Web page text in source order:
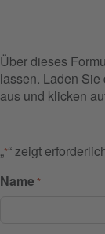
Über dieses
lassen. Laden
aus und klicken
„*“ zeigt
Name*